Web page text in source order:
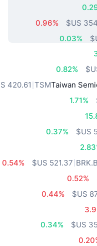
0.96%
0.03%
0.82%
Taiwan
TSM
1.71%
0.37%
BRK.B
0.54%
0.52%
0.44%
0.34%